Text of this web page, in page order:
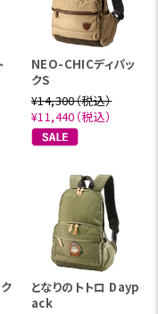
NEO-CHICディパッ
クS
¥14,300（税込）
¥11,440（税込）
となりのトトロ Dayp
ack